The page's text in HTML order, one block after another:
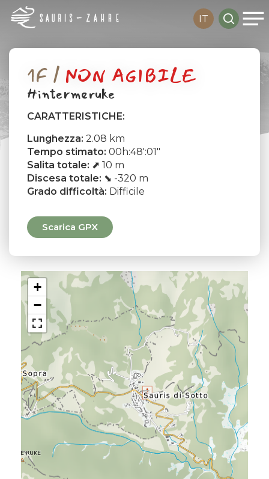
Skip
content
IT search
+
−
1F / NON AGIBILE
Hintermeruke
CARATTERISTICHE:
Lunghezza: 2.08 km
Tempo stimato: 00h:48′:01″
Salita totale: ⬈ 10 m
Discesa totale: ⬊ -320 m
Grado difficoltà: Difficile
Scarica GPX